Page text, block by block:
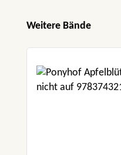
Produktgalerie
Weitere Bände